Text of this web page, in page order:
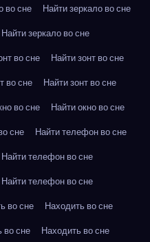
во сне
Найти зеркало во сне
Найти зеркало во сне
во сне
Найти зонт во сне
во сне
Найти зонт во сне
во сне
Найти окно во сне
сне
Найти телефон во сне
Найти телефон во сне
Найти телефон во сне
во сне
Находить во сне
во сне
Находить во сне